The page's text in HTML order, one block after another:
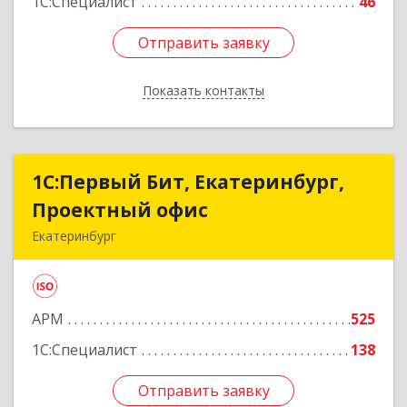
Отправить заявку
Показать контакты
Отправить заявку
Назад
1С:Первый Бит, Екатеринбург,
Проектный офис
Екатеринбург
АРМ
525
1С:Специалист
138
Отправить заявку
1С:Первый Бит, Екатеринбург,
Проектный офис
Подробнее
Отправить заявку